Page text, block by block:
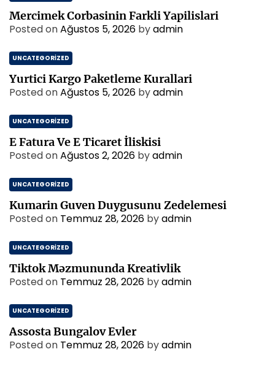
Mercimek Corbasinin Farkli Yapilislari
Posted onAğustos 5, 2026 byadmin
UNCATEGORIZED
Yurtici Kargo Paketleme Kurallari
Posted onAğustos 5, 2026 byadmin
UNCATEGORIZED
E Fatura Ve E Ticaret İliskisi
Posted onAğustos 2, 2026 byadmin
UNCATEGORIZED
Kumarin Guven Duygusunu Zedelemesi
Posted on Temmuz 28, 2026 byadmin
UNCATEGORIZED
Tiktok Məzmununda Kreativlik
Posted on Temmuz 28, 2026 byadmin
UNCATEGORIZED
Assosta Bungalov Evler
Posted on Temmuz 28, 2026 byadmin